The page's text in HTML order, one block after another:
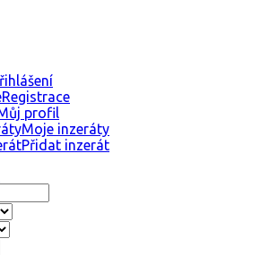
Registrace
profil
Moje inzeráty
Přidat inzerát